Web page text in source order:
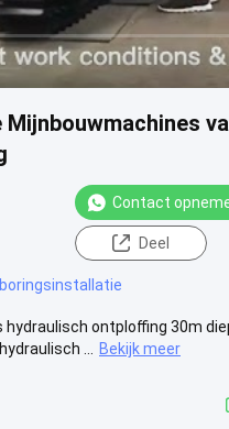
Contact
Deel
ontploffing 30m
...
Bekijk meer